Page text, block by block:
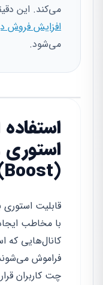
می‌کند. این
افزایش فروش
می‌شود.
(Boost)
قابلیت استوری
کانال‌هایی که
فراموش
چت کاربران